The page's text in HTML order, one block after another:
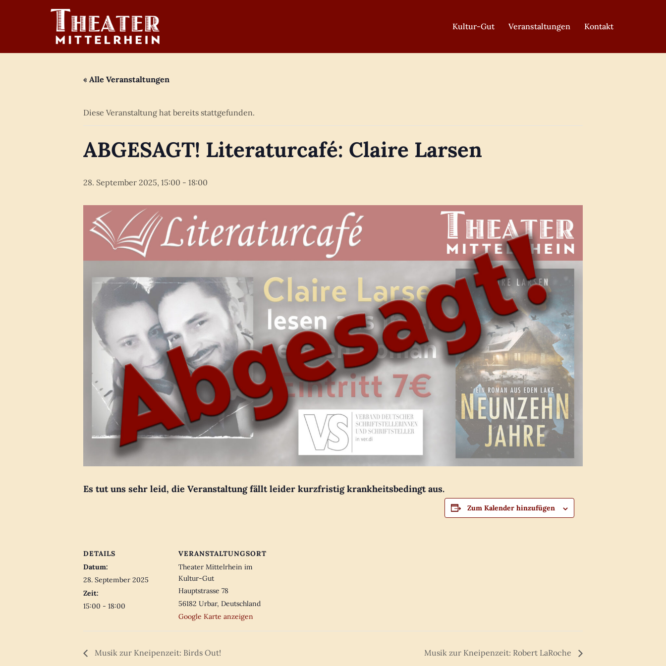
springen
Kultur-Gut Veranstaltungen Kontakt
« Alle Veranstaltungen
Diese Veranstaltung hat bereits stattgefunden.
ABGESAGT! Literaturcafé: Claire Larsen
28. September 2025, 15:00 - 18:00
Es tut uns sehr leid, die Veranstaltung fällt leider kurzfristig krankheitsbedingt aus.
Zum Kalender hinzufügen
DETAILS
Datum:
28. September 2025
Zeit:
15:00 - 18:00
VERANSTALTUNGSORT
Theater Mittelrhein im
Kultur-Gut
Hauptstrasse 78
56182 Urbar, Deutschland
Google Karte anzeigen
Musik zur Kneipenzeit: Birds Out! Musik zur Kneipenzeit: Robert LaRoche